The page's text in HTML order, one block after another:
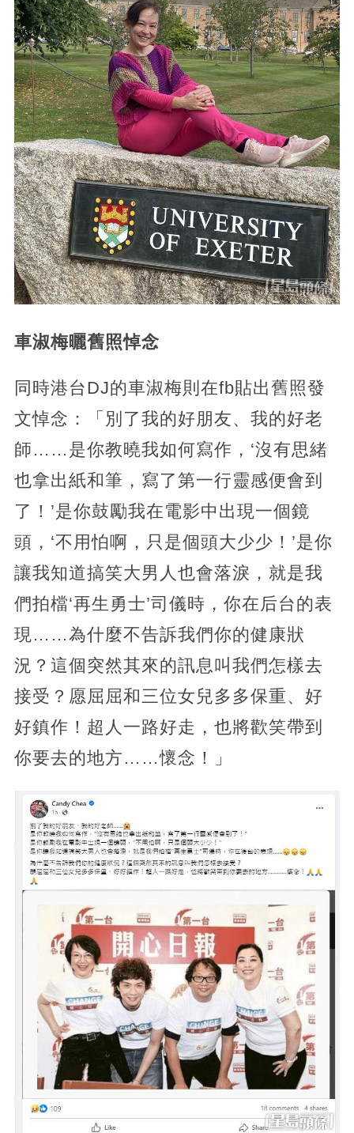
車淑梅曬舊照悼念
同時港台DJ的車淑梅則在fb貼出舊照發
文悼念：「別了我的好朋友、我的好老
師……是你教曉我如何寫作，‘沒有思緒
也拿出紙和筆，寫了第一行靈感便會到
了！’是你鼓勵我在電影中出現一個鏡
頭，‘不用怕啊，只是個頭大少少！’是你
讓我知道搞笑大男人也會落淚，就是我
們拍檔‘再生勇士’司儀時，你在后台的表
現……為什麼不告訴我們你的健康狀
況？這個突然其來的訊息叫我們怎樣去
接受？愿屈屈和三位女兒多多保重、好
好鎮作！超人一路好走，也將歡笑帶到
你要去的地方……懷念！」